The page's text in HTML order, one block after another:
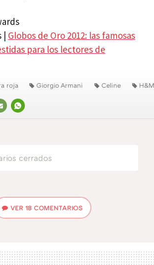
| Globos de Oro 2012: las famosas
para los lectores de
WHATSAPP
roja Giorgio Armani Celine H&M
cerrados
VER18 COMENTARIOS